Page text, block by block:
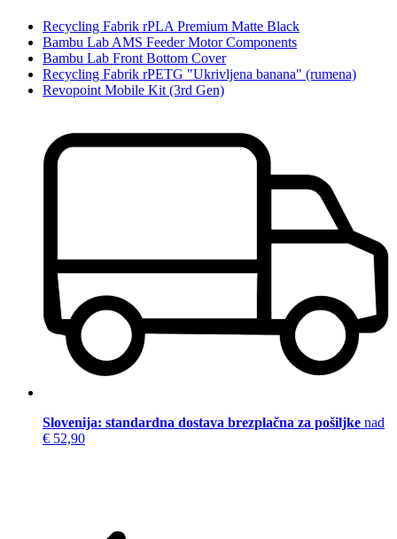
Recycling Fabrik rPLA Premium Matte Black
Bambu Lab AMS Feeder Motor Components
Bambu Lab Front Bottom Cover
Recycling Fabrik rPETG "Ukrivljena banana" (rumena)
Revopoint Mobile Kit (3rd Gen)
Slovenija: standardna dostava brezplačna za pošiljke nad
€ 52,90